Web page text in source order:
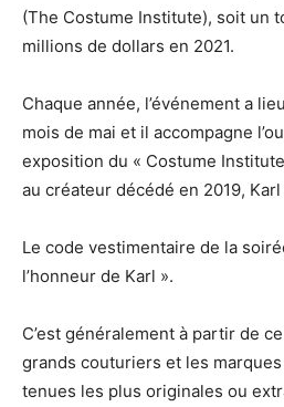
(The Costume Institute), soit un
millions de dollars en 2021.
Chaque année, l’événement a
mois de mai et il accompagne
exposition du « Costume
au créateur décédé en 2019,
Le code vestimentaire de la
l’honneur de Karl ».
C’est généralement à partir de
grands couturiers et les
tenues les plus originales ou